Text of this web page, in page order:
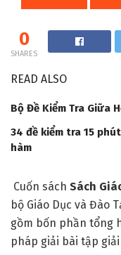
0
SHARES
READ ALSO
Bộ Đề Kiểm Tra Giữa
34 đề kiểm tra 15
hàm
Cuốn sách Sách
bộ Giáo Dục và Đào
gồm bốn phần tổng
pháp giải bài tập